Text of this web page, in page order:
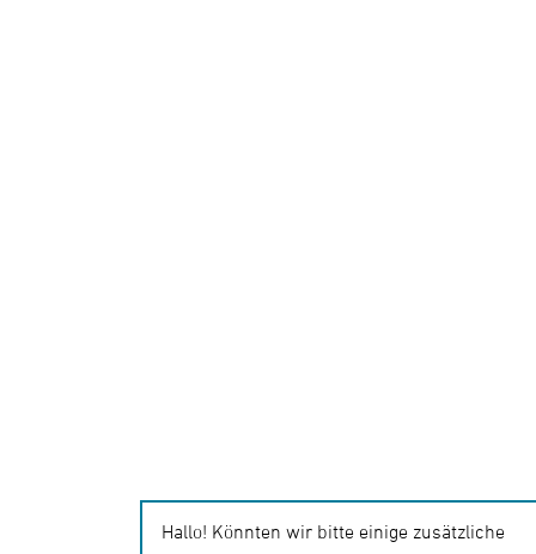
Hallo! Könnten wir bitte einige zusätzliche